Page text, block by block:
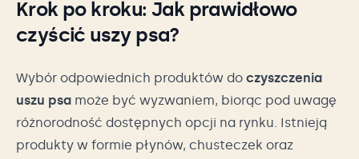
Krok po kroku: Jak prawidłowo
czyścić uszy psa?
Wybór odpowiednich produktów do czyszczenia
uszu psa może być wyzwaniem, biorąc pod uwagę
różnorodność dostępnych opcji na rynku. Istnieją
produkty w formie płynów, chusteczek oraz